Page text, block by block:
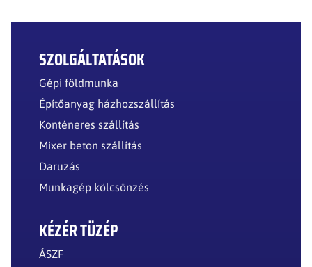
SZOLGÁLTATÁSOK
Gépi földmunka
Építőanyag házhozszállítás
Konténeres szállítás
Mixer beton szállítás
Daruzás
Munkagép kölcsönzés
KÉZÉR TÜZÉP
ÁSZF